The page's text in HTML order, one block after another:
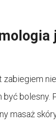
zabiegiem
być bolesny.
masaż